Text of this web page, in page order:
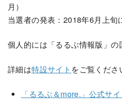
月）
当選者の発表：2018年6月上旬
個人的には「るるぶ情報版」
詳細は特設サイト をご覧くださ
「るるぶ＆more.」公式サイ